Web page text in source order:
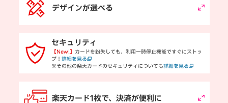
デザインが選べる
セキュリティ
【New!】
カードを紛失しても、利用一時停止機能ですぐにストッ
プ！ 詳細を見る
※その他の楽天カードのセキュリティについても詳細を見る
楽天カード1枚で、決済が便利に